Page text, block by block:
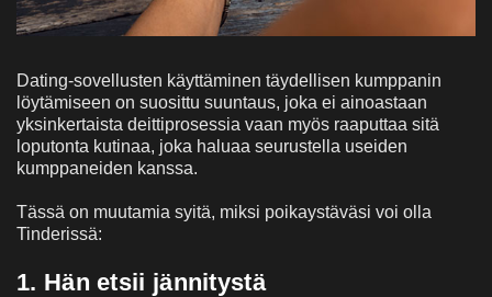
Dating-sovellusten käyttäminen täydellisen kumppanin
löytämiseen on suosittu suuntaus, joka ei ainoastaan
yksinkertaista deittiprosessia vaan myös raaputtaa sitä
loputonta kutinaa, joka haluaa seurustella useiden
kumppaneiden kanssa.
Tässä on muutamia syitä, miksi poikaystäväsi voi olla
Tinderissä:
1. Hän etsii jännitystä